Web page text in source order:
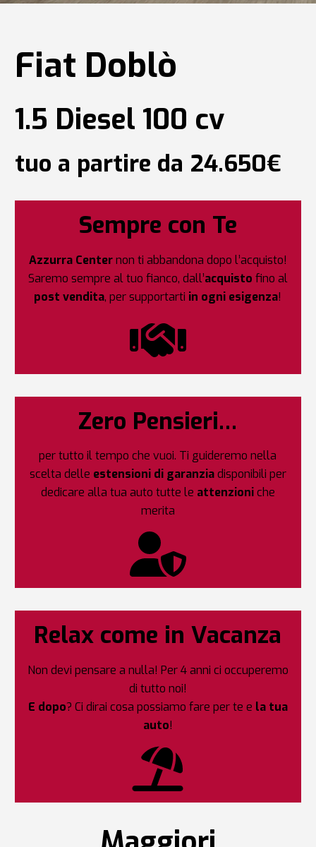
Fiat Doblò
1.5 Diesel 100 cv
tuo a partire da 24.650€
Sempre con Te
Azzurra Centernon ti abbandona dopo l’acquisto!
Saremo sempre al tuo fianco, dall’acquisto fino al
post vendita, per supportarti in ogni esigenza!
Zero Pensieri…
per tutto il tempo che vuoi. Ti guideremo nella
scelta delle estensioni di garanziadisponibili per
dedicare alla tua auto tutte le attenzioniche
merita
Relax come in Vacanza
Non devi pensare a nulla! Per 4 anni ci occuperemo
di tutto noi!
E dopo? Ci dirai cosa possiamo fare per te e la tua
auto!